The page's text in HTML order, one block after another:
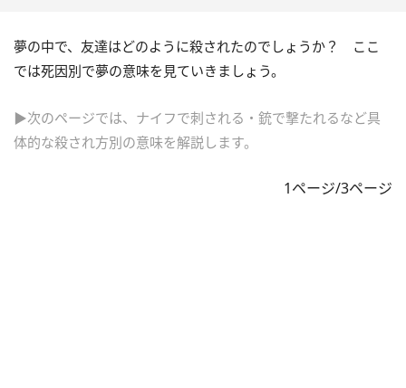
夢の中で、友達はどのように殺されたのでしょうか？ ここ
では死因別で夢の意味を見ていきましょう。
▶次のページでは、ナイフで刺される・銃で撃たれるなど具
体的な殺され方別の意味を解説します。
1ページ/3ページ